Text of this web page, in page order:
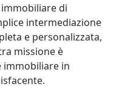
di
intermediazione
e personalizzata,
missione è
in